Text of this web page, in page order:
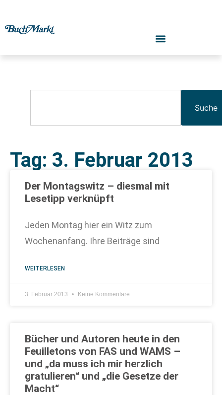
Suche
Tag: 3. Februar 2013
Der Montagswitz – diesmal mit
Lesetipp verknüpft
Jeden Montag hier ein Witz zum
Wochenanfang. Ihre Beiträge sind
WEITERLESEN
3. Februar 2013 Keine Kommentare
Bücher und Autoren heute in den
Feuilletons von FAS und WAMS –
und „da muss ich mir herzlich
gratulieren“ und „die Gesetze der
Macht“